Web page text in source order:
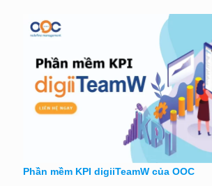
Phần mềm KPI digiiTeamW của OOC